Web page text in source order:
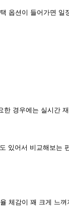
옵션이 들어가면 일
경우에는 실시간 재
있어서 비교해보는
체감이 꽤 크게 느껴